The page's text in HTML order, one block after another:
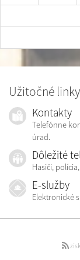
Užitočné linky
Kontakty
Telefónne
úrad.
Dôležité
Hasiči,
E-služby
Elektronické